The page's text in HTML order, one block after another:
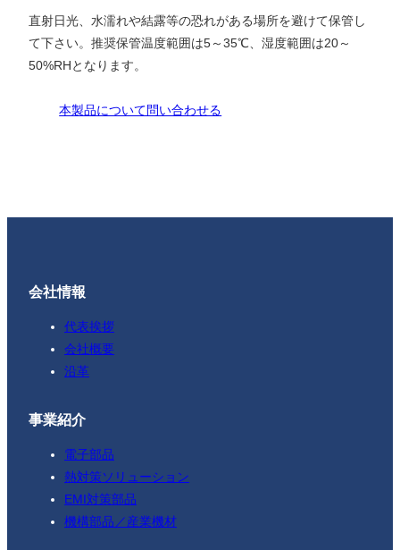
直射日光、水濡れや結露等の恐れがある場所を避けて保管し
て下さい。推奨保管温度範囲は5～35℃、湿度範囲は20～
50%RHとなります。
本製品について問い合わせる
会社情報
代表挨拶
会社概要
沿革
事業紹介
電子部品
熱対策ソリューション
EMI対策部品
機構部品／産業機材